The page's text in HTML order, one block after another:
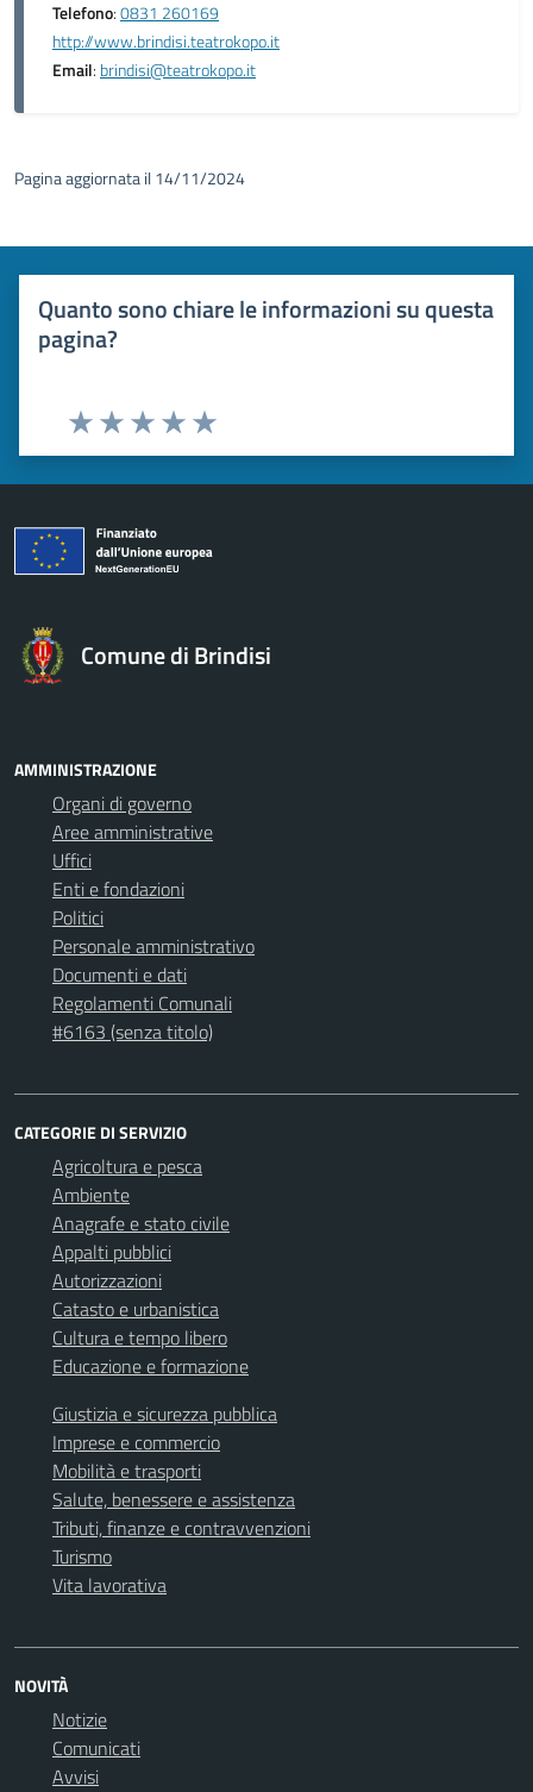
Telefono:0831 260169
http://www.brindisi.teatrokopo.it
Email: brindisi@teatrokopo.it
Pagina aggiornata il 14/11/2024
Quanto sono chiare le informazioni su questa
pagina?
Valuta 5 stelle su 5
Valuta 4 stelle su 5
Valuta 3 stelle su 5
Valuta 2 stelle su 5
Valuta 1 stelle su 5
Comune di Brindisi
AMMINISTRAZIONE
Organi di governo
Aree amministrative
Uffici
Enti e fondazioni
Politici
Personale amministrativo
Documenti e dati
Regolamenti Comunali
#6163 (senza titolo)
CATEGORIE DI SERVIZIO
Agricoltura e pesca
Ambiente
Anagrafe e stato civile
Appalti pubblici
Autorizzazioni
Catasto e urbanistica
Cultura e tempo libero
Educazione e formazione
Giustizia e sicurezza pubblica
Imprese e commercio
Mobilità e trasporti
Salute, benessere e assistenza
Tributi, finanze e contravvenzioni
Turismo
Vita lavorativa
NOVITÀ
Notizie
Comunicati
Avvisi